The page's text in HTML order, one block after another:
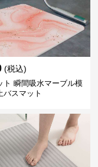
(税込)
ト 瞬間吸水マーブル模
バスマット